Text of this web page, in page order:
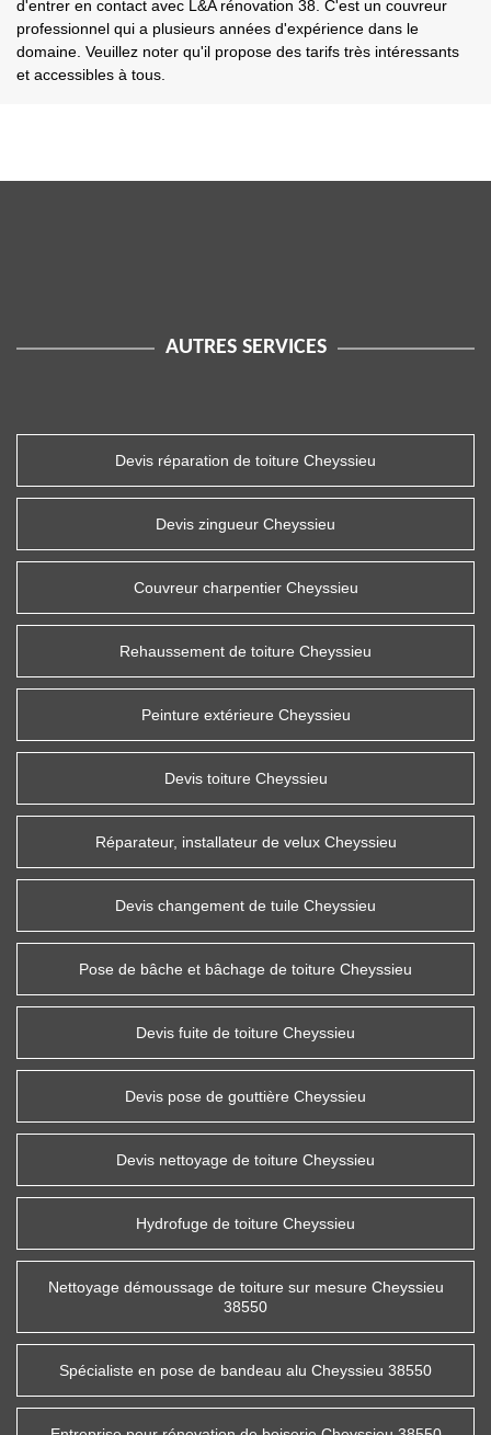
d'entrer en contact avec L&A rénovation 38. C'est un couvreur
professionnel qui a plusieurs années d'expérience dans le
domaine. Veuillez noter qu'il propose des tarifs très intéressants
et accessibles à tous.
AUTRES SERVICES
Devis réparation de toiture Cheyssieu
Devis zingueur Cheyssieu
Couvreur charpentier Cheyssieu
Rehaussement de toiture Cheyssieu
Peinture extérieure Cheyssieu
Devis toiture Cheyssieu
Réparateur, installateur de velux Cheyssieu
Devis changement de tuile Cheyssieu
Pose de bâche et bâchage de toiture Cheyssieu
Devis fuite de toiture Cheyssieu
Devis pose de gouttière Cheyssieu
Devis nettoyage de toiture Cheyssieu
Hydrofuge de toiture Cheyssieu
Nettoyage démoussage de toiture sur mesure Cheyssieu
38550
Spécialiste en pose de bandeau alu Cheyssieu 38550